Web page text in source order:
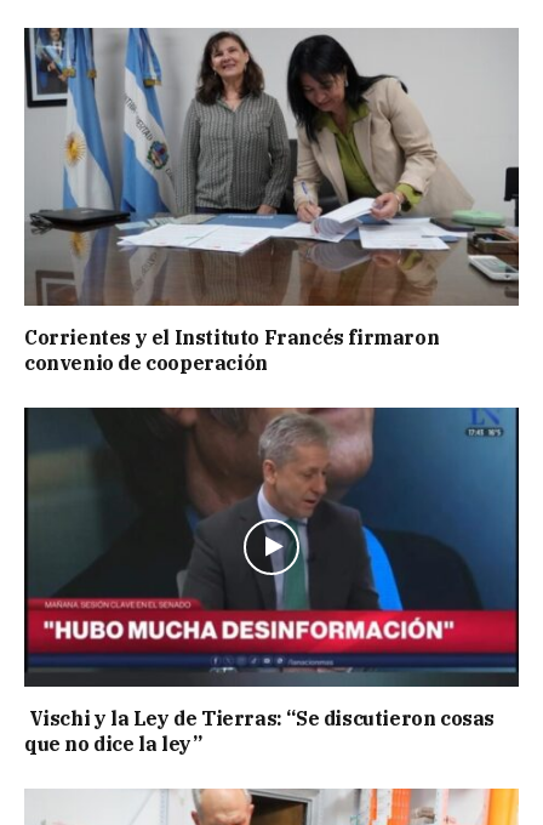
Corrientes y el Instituto Francés firmaron
convenio de cooperación
Vischi y la Ley de Tierras: “Se discutieron cosas
que no dice la ley”